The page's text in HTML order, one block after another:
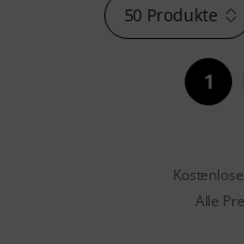
50 Produkte
1
Alle